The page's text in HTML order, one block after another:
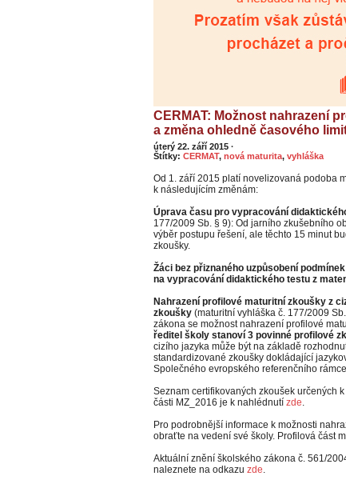
CERMAT: Možnost nahrazení
a změna ohledně časového
úterý 22. září 2015 ·
Štítky: CERMAT, nová maturita, vyhláška
Od 1. září 2015 platí novelizovaná podoba
k následujícím změnám:
Úprava času pro vypracování
177/2009 Sb. § 9): Od jarního zkušebního
výběr postupu řešení, ale těchto 15 minut
zkoušky.
Žáci bez přiznaného uzpůsobení
na vypracování didaktického testu z
Nahrazení profilové maturitní zkoušky z
zkoušky (maturitní vyhláška č. 177/2009
zákona se možnost nahrazení profilové
ředitel školy stanoví 3 povinné profilové
cizího jazyka může být na základě
standardizované zkoušky dokládající
Společného evropského referenčního
Seznam certifikovaných zkoušek určených
části MZ_2016 je k nahlédnutí zde.
Pro podrobnější informace k možnosti
obraťte na vedení své školy. Profilová část
Aktuální znění školského zákona č. 561/
naleznete na odkazu zde.